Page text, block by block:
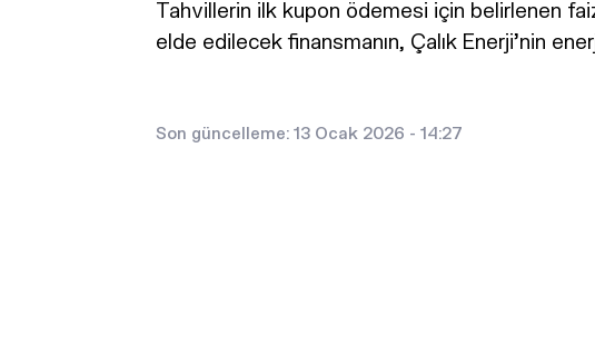
Tahvillerin ilk kupon ödemesi için belirlenen
elde edilecek finansmanın, Çalık Enerji'nin
Son güncelleme: 13 Ocak 2026 - 14:27